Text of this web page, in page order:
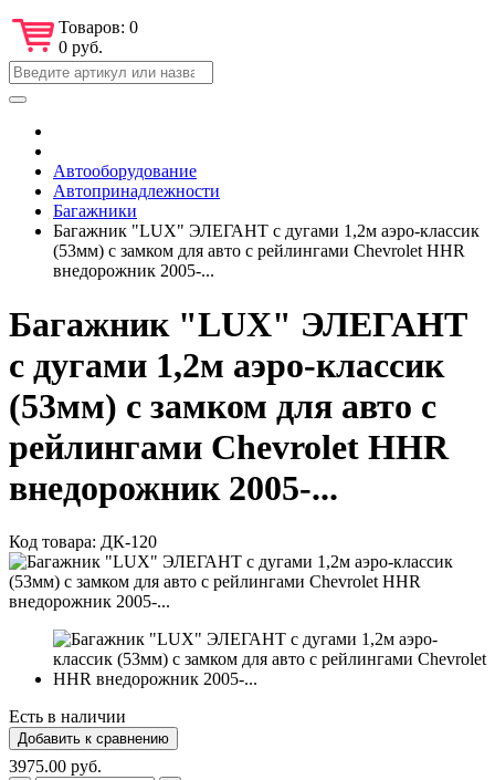
Товаров: 0
0 руб.
Автооборудование
Автопринадлежности
Багажники
Багажник "LUX" ЭЛЕГАНТ с дугами 1,2м аэро-классик
(53мм) с замком для авто с рейлингами Chevrolet HHR
внедорожник 2005-...
Багажник "LUX" ЭЛЕГАНТ
с дугами 1,2м аэро-классик
(53мм) с замком для авто с
рейлингами Chevrolet HHR
внедорожник 2005-...
Код товара: ДК-120
Есть в наличии
3975.00 руб.